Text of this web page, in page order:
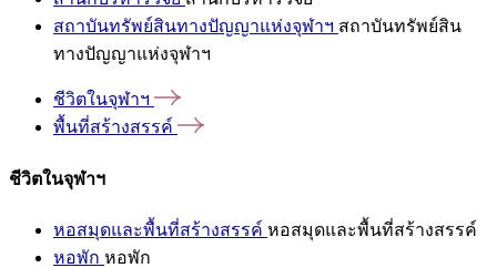
สถาบันทรัพย์สินทางปัญญาแห่งจุฬาฯ สถาบันทรัพย์สิน
ทางปัญญาแห่งจุฬาฯ
ชีวิตในจุฬาฯ
พื้นที่สร้างสรรค์
ชีวิตในจุฬาฯ
หอสมุดและพื้นที่สร้างสรรค์ หอสมุดและพื้นที่สร้างสรรค์
หอพัก หอพัก